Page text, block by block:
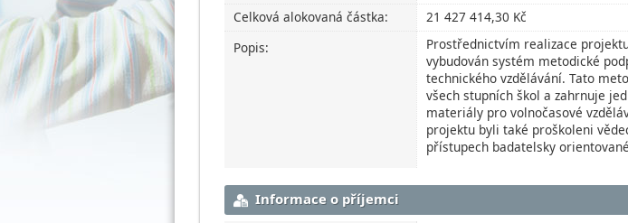
Celková alokovaná částka:
21 427 414,30 Kč
Popis:
Prostřednictvím realizace
vybudován systém metodické
technického vzdělávání. Tato
všech stupních škol a zahrnuje
materiály pro volnočasové
projektu byli také proškoleni
přístupech badatelsky
Informace o příjemci